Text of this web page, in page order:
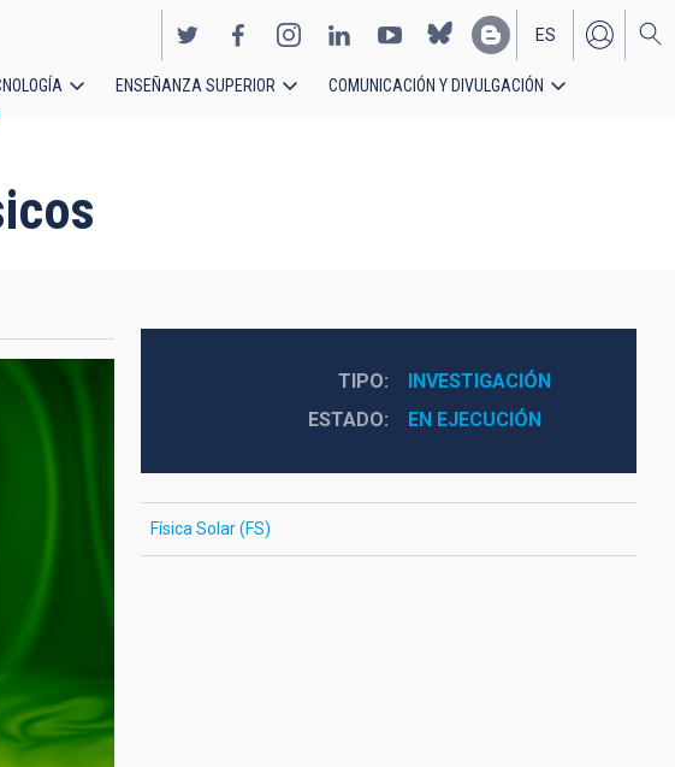
EN
ES
ENSEÑANZA SUPERIOR COMUNICACIÓN Y DIVULGACIÓN
TIPO
INVESTIGACIÓN
ESTADO
EN EJECUCIÓN
Física Solar (FS)